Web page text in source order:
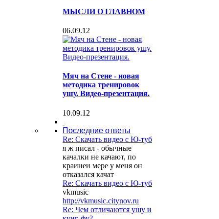
МЫСЛИ О ГЛАВНОМ
06.09.12
Мяч на Стене - новая
методика тренировок
ушу. Видео-презентация.
10.09.12
Последние ответы
Re: Скачать видео с Ю-туб
я ж писал - обычные
качалки не качают, по
краинеи мере у меня он
отказался качат
Re: Скачать видео с Ю-туб
vkmusic
http://vkmusic.citynov.ru
Re: Чем отличаются ушу и